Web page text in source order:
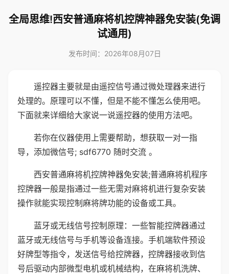
全局思维!西安普通麻将机控牌神器免安装(免调
试通用)
发布时间：2026年08月07日
遥控器主要就是由遥控信号通过微处理器来进行
处理的。原理可以不懂，但是不能不懂怎么使用吧。
下面就来详细给大家说一说遥控器的使用方法吧。
若你在仪器使用上需要帮助，想获取一对一指
导，添加微信号; sdf6770 随时交流 。
西安普通麻将机控牌神器免安装;普通麻将机程序
控牌器一般是指通过一些无需对麻将机进行复杂安装
操作就能实现控制麻将牌功能的设备或工具。
蓝牙或无线信号控制原理：一些智能控牌器通过
蓝牙或无线信号与手机等设备连接。手机端软件预设
好牌型等指令，发送信号给控牌器，控牌器接收到信
号后驱动内部微型电机或机械结构，在麻将机洗牌、